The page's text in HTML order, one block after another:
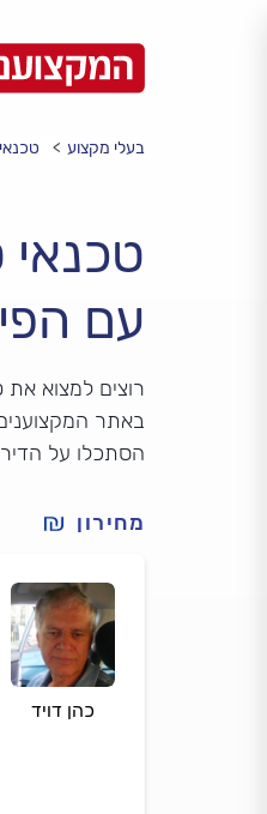
בעלי מקצוע
טכנאי
עם
רוצים למצוא את
באתר
הסתכלו על
מחירון
כהן דויד